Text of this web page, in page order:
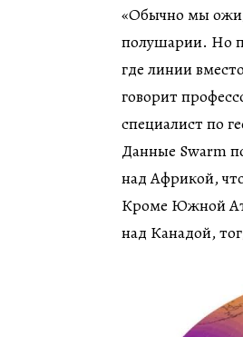
«Обычно мы
полушарии. Но
где линии
говорит
специалист по
Данные Swarm
над Африкой,
Кроме Южной
над Канадой,